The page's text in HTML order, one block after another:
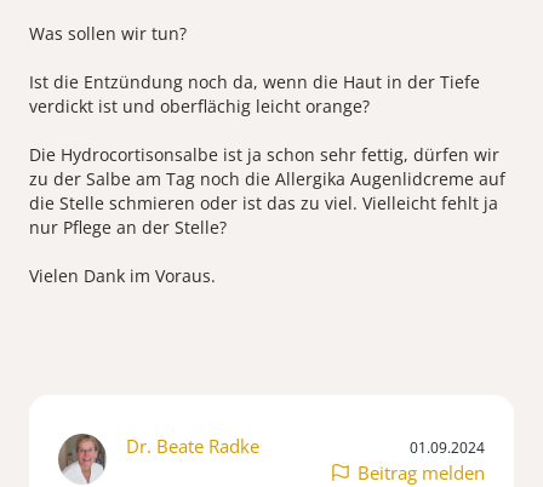
Was sollen wir tun?
Ist die Entzündung noch da, wenn die Haut in der Tiefe
verdickt ist und oberflächig leicht orange?
Die Hydrocortisonsalbe ist ja schon sehr fettig, dürfen wir
zu der Salbe am Tag noch die Allergika Augenlidcreme auf
die Stelle schmieren oder ist das zu viel. Vielleicht fehlt ja
nur Pflege an der Stelle?
Dr. Beate Radke 01.09.2024
Beitrag melden